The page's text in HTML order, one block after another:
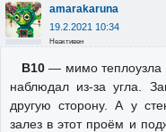
amarakaruna
19.2.2021 10:34
Неактивен
В10— мимо теплоузла
наблюдал из-за угла.
другую сторону. А у
залез в этот проём и